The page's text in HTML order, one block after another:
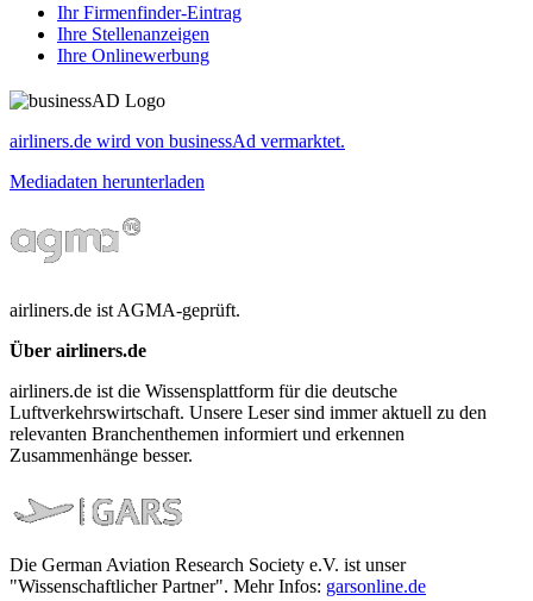
Ihr Firmenfinder-Eintrag
Ihre Stellenanzeigen
Ihre Onlinewerbung
airliners.de wird von businessAd vermarktet.
Mediadaten herunterladen
airliners.de ist AGMA-geprüft.
Über airliners.de
airliners.de ist die Wissensplattform für die deutsche
Luftverkehrswirtschaft. Unsere Leser sind immer aktuell zu den
relevanten Branchenthemen informiert und erkennen
Zusammenhänge besser.
Die German Aviation Research Society e.V. ist unser
"Wissenschaftlicher Partner". Mehr Infos: garsonline.de